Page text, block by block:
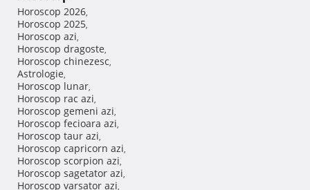
Horoscop 2026,
Horoscop 2025,
Horoscop azi,
Horoscop dragoste,
Horoscop chinezesc,
Astrologie,
Horoscop lunar,
Horoscop rac azi,
Horoscop gemeni azi,
Horoscop fecioara azi,
Horoscop taur azi,
Horoscop capricorn azi,
Horoscop scorpion azi,
Horoscop sagetator azi,
Horoscop varsator azi,